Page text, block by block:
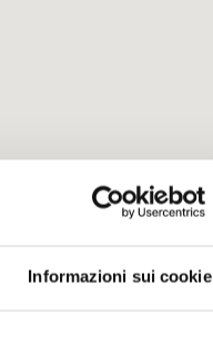
Informazioni sui cookie